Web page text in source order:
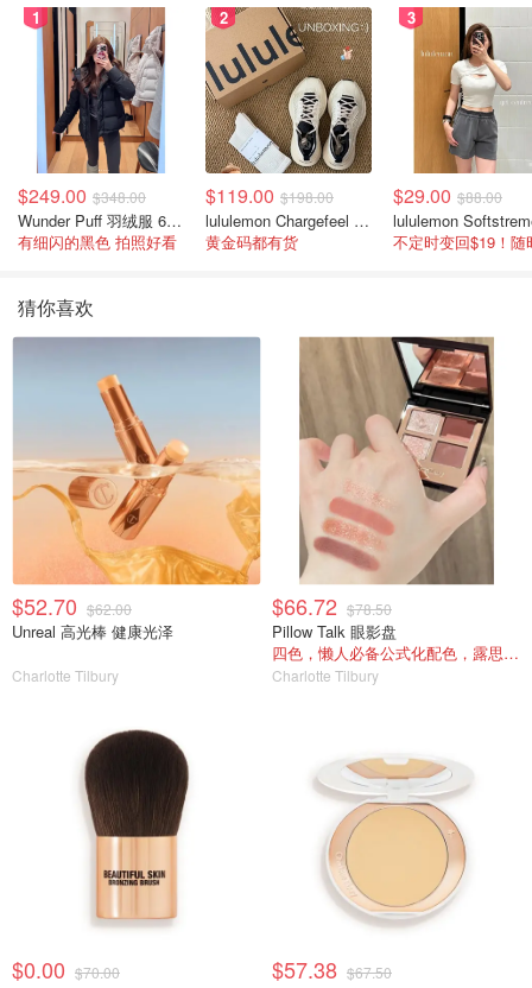
1
$249.00 $348.00
Wunder Puff 羽绒服 600蓬松度
有细闪的黑色 拍照好看
2
$119.00 $198.00
lululemon Chargefeel 3 男士运动鞋
黄金码都有货
3
$29.00 $88.00
猜你喜欢
$52.70 $62.00
Unreal 高光棒 健康光泽
Charlotte Tilbury
$66.72 $78.50
Pillow Talk 眼影盘
四色，懒人必备公式化配色，露思超爱！
Charlotte Tilbury
$0.00 $70.00 $57.38 $67.50